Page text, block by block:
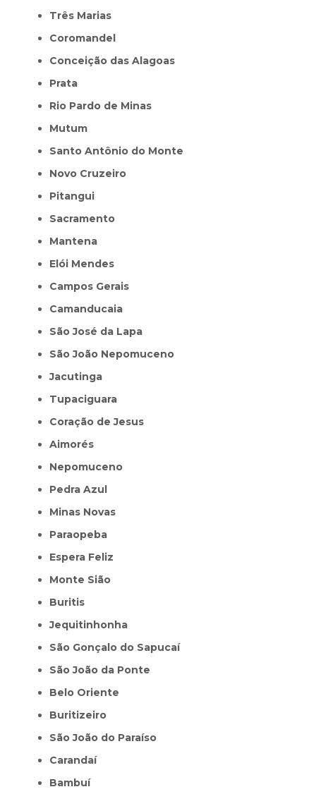
Três Marias
Coromandel
Conceição das Alagoas
Prata
Rio Pardo de Minas
Mutum
Santo Antônio do Monte
Novo Cruzeiro
Pitangui
Sacramento
Mantena
Elói Mendes
Campos Gerais
Camanducaia
São José da Lapa
São João Nepomuceno
Jacutinga
Tupaciguara
Coração de Jesus
Aimorés
Nepomuceno
Pedra Azul
Minas Novas
Paraopeba
Espera Feliz
Monte Sião
Buritis
Jequitinhonha
São Gonçalo do Sapucaí
São João da Ponte
Belo Oriente
Buritizeiro
São João do Paraíso
Carandaí
Bambuí